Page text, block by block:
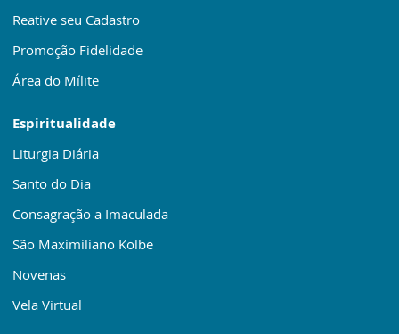
Reative seu Cadastro
Promoção Fidelidade
Área do Mílite
Espiritualidade
Liturgia Diária
Santo do Dia
Consagração a Imaculada
São Maximiliano Kolbe
Novenas
Vela Virtual